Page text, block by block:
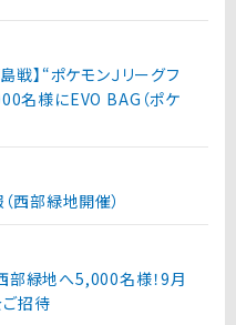
戦】“ポケモンＪリーグフ
名様にEVO BAG（ポケ
西部緑地開催）
部緑地へ5,000名様！9月
招待